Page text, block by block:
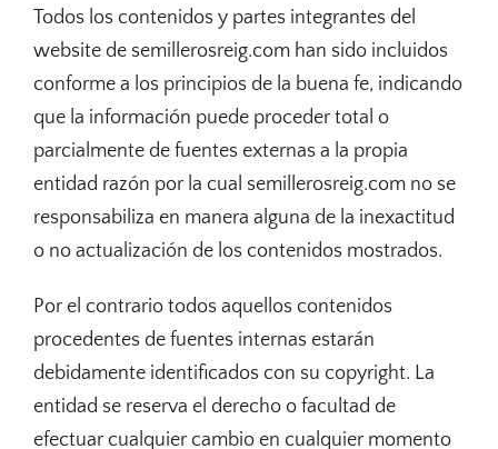
Todos los contenidos y partes integrantes del
website de semillerosreig.com han sido incluidos
conforme a los principios de la buena fe, indicando
que la información puede proceder total o
parcialmente de fuentes externas a la propia
entidad razón por la cual semillerosreig.com no se
responsabiliza en manera alguna de la inexactitud
o no actualización de los contenidos mostrados.
Por el contrario todos aquellos contenidos
procedentes de fuentes internas estarán
debidamente identificados con su copyright. La
entidad se reserva el derecho o facultad de
efectuar cualquier cambio en cualquier momento